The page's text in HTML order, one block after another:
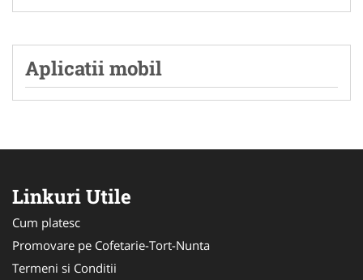
Aplicatii mobil
Linkuri Utile
Cum platesc
Promovare pe Cofetarie-Tort-Nunta
Termeni si Conditii